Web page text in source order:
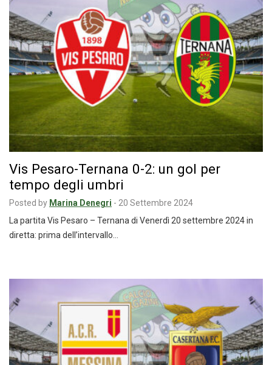
Vis Pesaro-Ternana 0-2: un gol per
tempo degli umbri
Posted by Marina Denegri - 20 Settembre 2024
La partita Vis Pesaro – Ternana di Venerdì 20 settembre 2024 in
diretta: prima dell’intervallo…